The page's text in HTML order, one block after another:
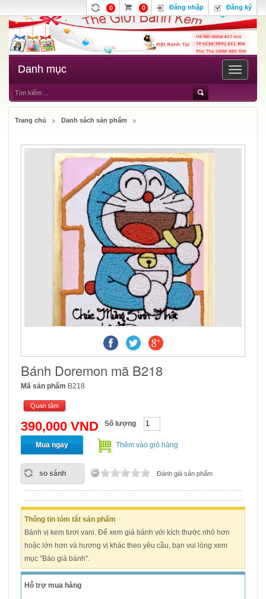
0 0 Đăng nhập Đăng ký
Toggle
Danh mục
Trang chủ Danh sách sản phẩm
Bánh Doremon mã B218
Mã sản phẩm B218
Quan tâm
390,000 VND Số lượng
Mua ngay Thêm vào giỏ hàng
so sánh Đánh giá sản phẩm
Thông tin tóm tắt sản phẩm
Bánh vị kem tươi vani. Để xem giá bánh với kích thước nhỏ hơn
hoặc lớn hơn và hương vị khác theo yêu cầu, bạn vui lòng xem
mục "Báo giá bánh".
Hỗ trợ mua hàng